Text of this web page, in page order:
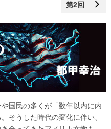
第2回
国民の多くが「数年以内に内
そうした時代の変化に伴い、